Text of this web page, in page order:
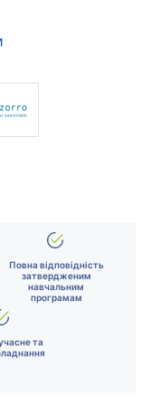
Повна відповідність
затвердженим
навчальним
програмам
та